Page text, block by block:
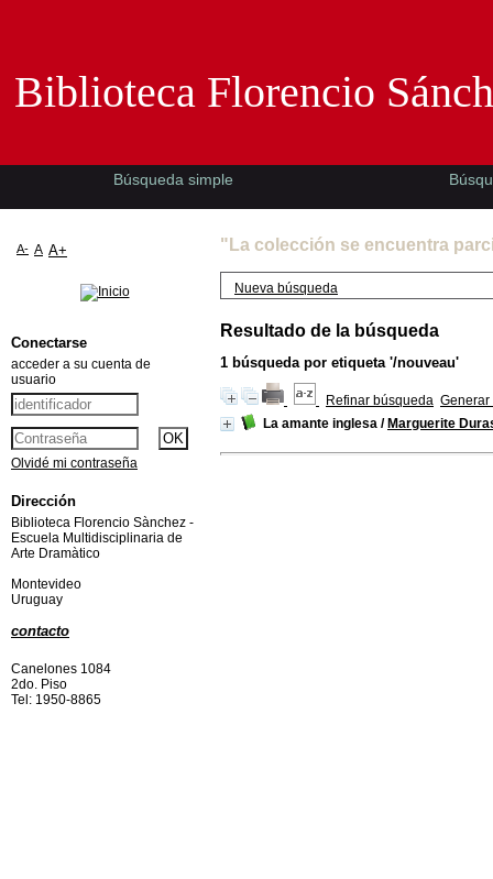
"La colección se encuentra
Nueva búsqueda
Resultado de la búsqueda
1 búsqueda por etiqueta '/nouveau'
Refinar búsqueda Generar
La amante inglesa / Marguerite
Biblioteca Florencio
Búsqueda simple
A- A A+
Conectarse
acceder a su cuenta de
usuario
Olvidé mi contraseña
Dirección
Biblioteca Florencio Sànchez -
Escuela Multidisciplinaria de
Arte Dramàtico
Montevideo
Uruguay
contacto
Canelones 1084
2do. Piso
Tel: 1950-8865